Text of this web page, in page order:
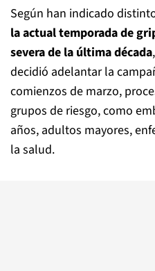
Según han indicado
la actual temporada de
severa de la última década
decidió adelantar la
comienzos de marzo,
grupos de riesgo, como
años, adultos mayores,
la salud.